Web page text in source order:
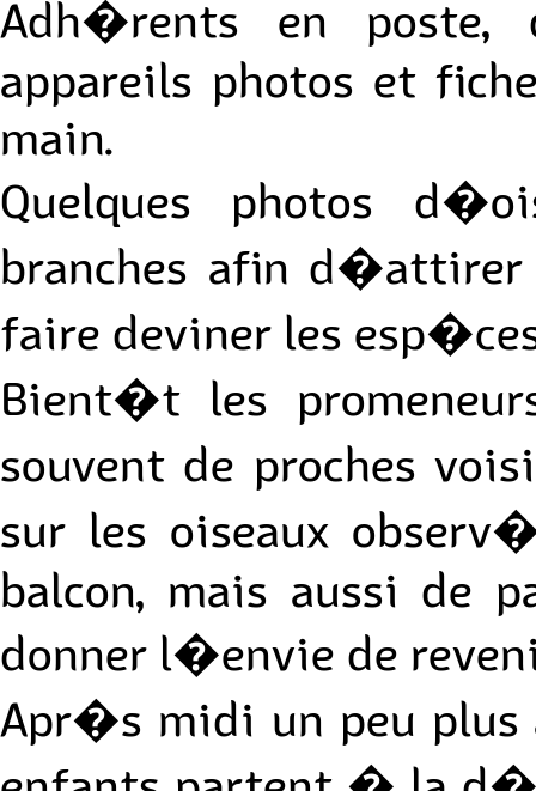
Adh�rents en poste,
appareils photos et
main.
Quelques photos
branches afin
faire deviner les
Bient�t les
souvent de proches
sur les oiseaux
balcon, mais aussi de
donner l�envie de
Apr�s midi un peu plus